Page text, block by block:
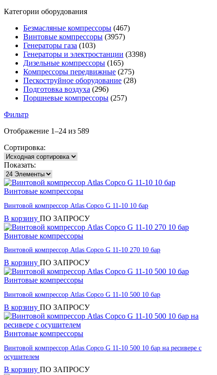
Категории оборудования
Безмасляные компрессоры (467)
Винтовые компрессоры (3957)
Генераторы газа (103)
Генераторы и электростанции (3398)
Дизельные компрессоры (165)
Компрессоры передвижные (275)
Пескоструйное оборудование (28)
Подготовка воздуха (296)
Поршневые компрессоры (257)
Фильтр
Отображение 1–24 из 589
Сортировка:
Показать:
Винтовые компрессоры
Винтовой компрессор Atlas Copco G 11-10 10 бар
В корзину ПО ЗАПРОСУ
Винтовые компрессоры
Винтовой компрессор Atlas Copco G 11-10 270 10 бар
В корзину ПО ЗАПРОСУ
Винтовые компрессоры
Винтовой компрессор Atlas Copco G 11-10 500 10 бар
В корзину ПО ЗАПРОСУ
Винтовые компрессоры
Винтовой компрессор Atlas Copco G 11-10 500 10 бар на ресивере с
осушителем
В корзину ПО ЗАПРОСУ